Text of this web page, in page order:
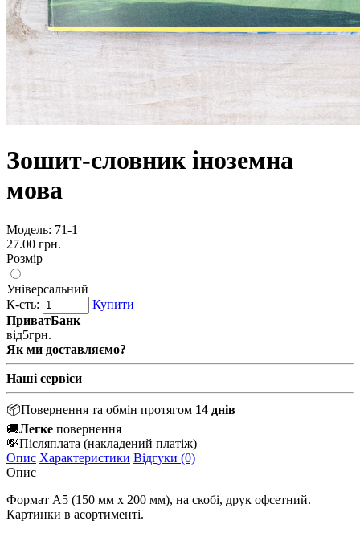
Зошит-словник іноземна
мова
Модель: 71-1
27.00 грн.
Розмір
Універсальний
К-сть:
Купити
ПриватБанк
від5грн.
Як ми доставляємо?
Наші сервіси
📦Повернення та обмін протягом 14 днів
🚚Легке повернення
💸Післяплата (накладений платіж)
Опис Характеристики Відгуки (0)
Опис
Формат А5 (150 мм х 200 мм), на скобі, друк офсетний.
Картинки в асортименті.